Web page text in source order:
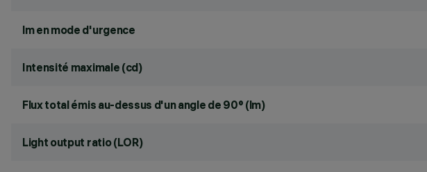
lm en mode d'urgence
Intensité maximale (cd)
Flux total émis au-dessus d'un angle de 90° (lm)
Light output ratio (LOR)